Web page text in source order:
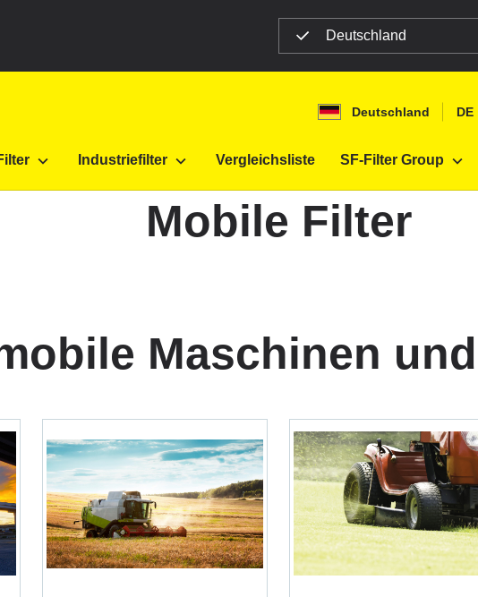
Deutschland
Deutschland DE
Industriefilter Vergleichsliste SF-Filter Group
Mobile Filter
Maschinen